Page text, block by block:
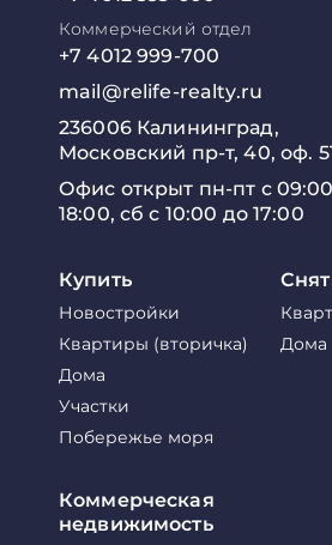
Коммерческий отдел
+7 4012 999-700
mail@relife-realty.ru
236006 Калининград,
Московский пр-т, 40, оф.
Офис открыт пн-пт с
18:00, сб с 10:00 до 17:00
Купить
Новостройки
Квартиры (вторичка)
Дома
Участки
Побережье моря
Дома
Коммерческая
недвижимость